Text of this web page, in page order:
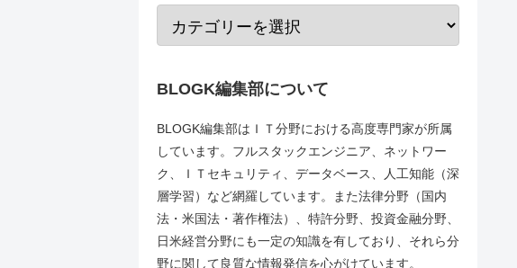
BLOGK編集部について
BLOGK編集部はＩＴ分野における高度専門家が所属
しています。フルスタックエンジニア、ネットワー
ク、ＩＴセキュリティ、データベース、人工知能（深
層学習）など網羅しています。また法律分野（国内
法・米国法・著作権法）、特許分野、投資金融分野、
日米経営分野にも一定の知識を有しており、それら分
野に関して良質な情報発信を心がけています。